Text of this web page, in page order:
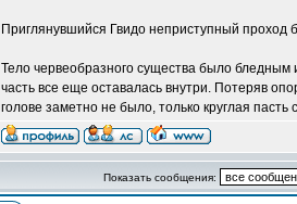
Приглянувшийся Гвидо неприступный проход
Тело червеобразного существа было
часть все еще оставалась внутри. Потеряв
голове заметно не было, только круглая пасть
Показать сообщения: